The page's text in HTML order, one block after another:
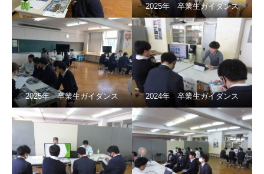
2025年 卒業生ガイダンス
2025年 卒業生ガイダンス 2024年 卒業生ガイダンス